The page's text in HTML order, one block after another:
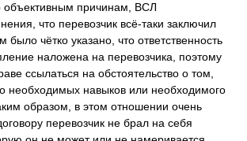
объективным причинам, ВСЛ
что перевозчик всё-таки заключил
было чётко указано, что ответственность
наложена на перевозчика, поэтому
ссылаться на обстоятельство о том,
необходимых навыков или необходимого
образом, в этом отношении очень
перевозчик не брал на себя